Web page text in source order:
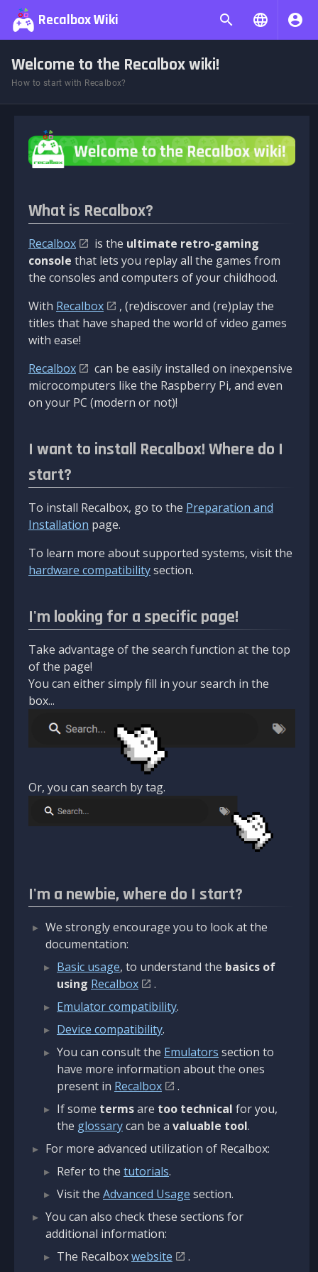
Recalbox Wiki
Welcome to the Recalbox wiki!
How to start with Recalbox?
What is Recalbox?
Recalbox is the ultimate retro-gaming
console that lets you replay all the games from
the consoles and computers of your childhood.
With Recalbox
, (re)discover and (re)play the
titles that have shaped the world of video games
with ease!
Recalbox
can be easily installed on inexpensive
microcomputers like the Raspberry Pi, and even
on your PC (modern or not)!
I want to install Recalbox! Where do I
start?
To install Recalbox, go to the Preparation and
Installation page.
To learn more about supported systems, visit the
hardware compatibilitysection.
I'm looking for a specific page!
Take advantage of the search function at the top
of the page!
You can either simply fill in your search in the
box...
Or, you can search by tag.
I'm a newbie, where do I start?
We strongly encourage you to look at the
documentation:
Basic usage, to understand the basics of
using Recalbox
.
Emulator compatibility.
Device compatibility.
You can consult the Emulators section to
have more information about the ones
present in Recalbox
.
If some termsare too technical for you,
the glossarycan be a valuable tool.
For more advanced utilization of Recalbox:
Refer to the tutorials.
Visit the Advanced Usage section.
You can also check these sections for
additional information:
The Recalboxwebsite
.